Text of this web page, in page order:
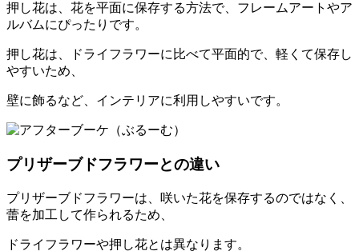
押し花は、花を平面に保存する方法で、フレームアートやア
ルバムにぴったりです。
押し花は、ドライフラワーに比べて平面的で、軽くて保存し
やすいため、
壁に飾るなど、インテリアに利用しやすいです。
プリザーブドフラワーとの違い
プリザーブドフラワーは、咲いた花を保存するのではなく、
蕾を加工して作られるため、
ドライフラワーや押し花とは異なります。